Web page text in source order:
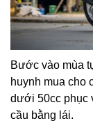
Bước vào mùa
huynh mua cho
dưới 50cc phục
cầu bằng lái.